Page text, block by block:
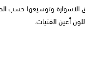
وتوسيعها حسب
أعين الفتيات.